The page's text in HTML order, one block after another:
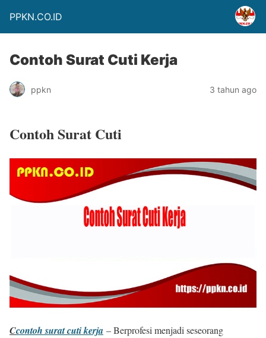
PPKN.CO.ID
Contoh Surat Cuti Kerja
ppkn 3 tahun ago
Contoh Surat Cuti
Ccontoh surat cuti kerja – Berprofesi menjadi seseorang